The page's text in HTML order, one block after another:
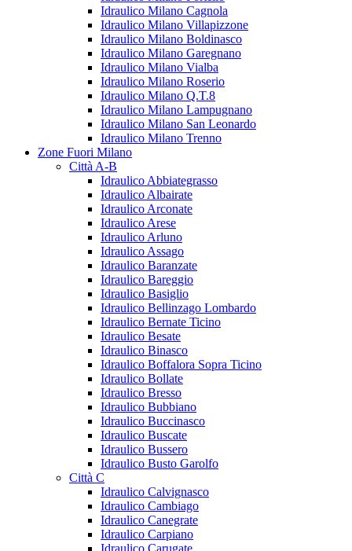
Idraulico Milano Cagnola
Idraulico Milano Villapizzone
Idraulico Milano Boldinasco
Idraulico Milano Garegnano
Idraulico Milano Vialba
Idraulico Milano Roserio
Idraulico Milano Q.T.8
Idraulico Milano Lampugnano
Idraulico Milano San Leonardo
Idraulico Milano Trenno
Zone Fuori Milano
Città A-B
Idraulico Abbiategrasso
Idraulico Albairate
Idraulico Arconate
Idraulico Arese
Idraulico Arluno
Idraulico Assago
Idraulico Baranzate
Idraulico Bareggio
Idraulico Basiglio
Idraulico Bellinzago Lombardo
Idraulico Bernate Ticino
Idraulico Besate
Idraulico Binasco
Idraulico Boffalora Sopra Ticino
Idraulico Bollate
Idraulico Bresso
Idraulico Bubbiano
Idraulico Buccinasco
Idraulico Buscate
Idraulico Bussero
Idraulico Busto Garolfo
Città C
Idraulico Calvignasco
Idraulico Cambiago
Idraulico Canegrate
Idraulico Carpiano
Idraulico Carugate